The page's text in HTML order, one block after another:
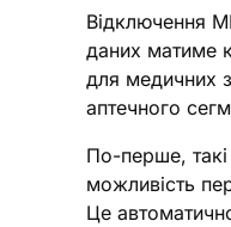
Відключення
даних матиме
для медичних
аптечного
По-перше, такі
можливість
Це